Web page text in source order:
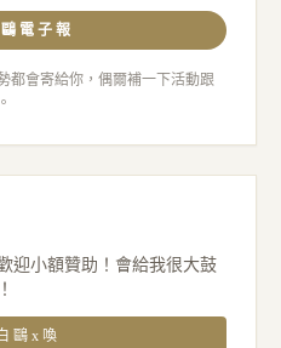
電子報
都會寄給你，偶爾補一下活動跟
迎小額贊助！會給我很大鼓
鷗x喚